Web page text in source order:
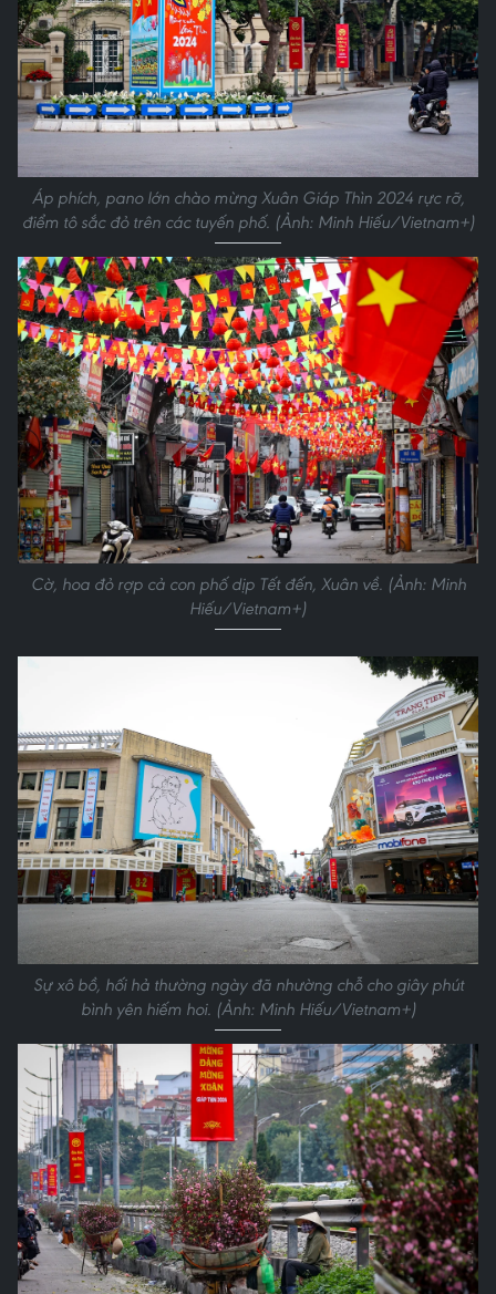
Áp phích, pano lớn chào mừng Xuân Giáp Thìn 2024 rực rỡ,
điểm tô sắc đỏ trên các tuyến phố. (Ảnh: Minh Hiếu/Vietnam+)
Cờ, hoa đỏ rợp cả con phố dịp Tết đến, Xuân về. (Ảnh: Minh
Hiếu/Vietnam+)
Sự xô bồ, hối hả thường ngày đã nhường chỗ cho giây phút
bình yên hiếm hoi. (Ảnh: Minh Hiếu/Vietnam+)